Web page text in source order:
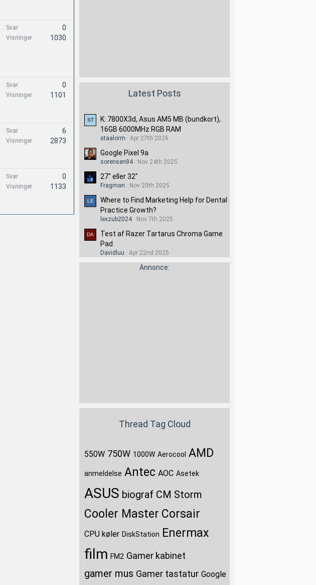
Svar 0
Visninger 1030
Svar 0
Visninger 1101
Svar 6
Visninger 2873
Svar 0
Visninger 1133
Latest Posts
K: 7800X3d, Asus AM5 MB (bundkort),
16GB 6000MHz RGB RAM
staalorm Apr 27th 2026
Google Pixel 9a
sorensen84 Nov 24th 2025
27" eller 32"
Fragman Nov 20th 2025
Where to Find Marketing Help for Dental
Practice Growth?
lexzub2024 Nov 7th 2025
Test af Razer Tartarus Chroma Game
Pad
Davidluu Apr 22nd 2025
Annonce:
Thread Tag Cloud
550W 750W 1000W Aerocool AMD
anmeldelse Antec AOC Asetek
ASUS biograf CM Storm
Cooler Master Corsair
CPU køler DiskStation Enermax
film FM2 Gamer kabinet
gamer mus Gamer tastatur Google